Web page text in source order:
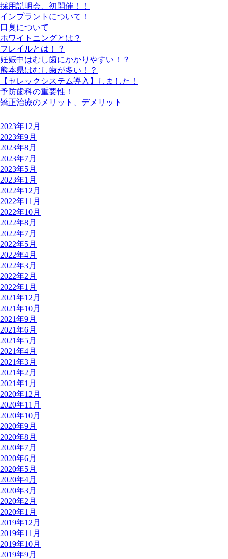
採用説明会、初開催！！
インプラントについて！
口臭について
ホワイトニングとは？
フレイルとは！？
妊娠中はむし歯にかかりやすい！？
熊本県はむし歯が多い！？
【セレックシステム導入】しました！
予防歯科の重要性！
矯正治療のメリット、デメリット
2023年12月
2023年9月
2023年8月
2023年7月
2023年5月
2023年1月
2022年12月
2022年11月
2022年10月
2022年8月
2022年7月
2022年5月
2022年4月
2022年3月
2022年2月
2022年1月
2021年12月
2021年10月
2021年9月
2021年6月
2021年5月
2021年4月
2021年3月
2021年2月
2021年1月
2020年12月
2020年11月
2020年10月
2020年9月
2020年8月
2020年7月
2020年6月
2020年5月
2020年4月
2020年3月
2020年2月
2020年1月
2019年12月
2019年11月
2019年10月
2019年9月